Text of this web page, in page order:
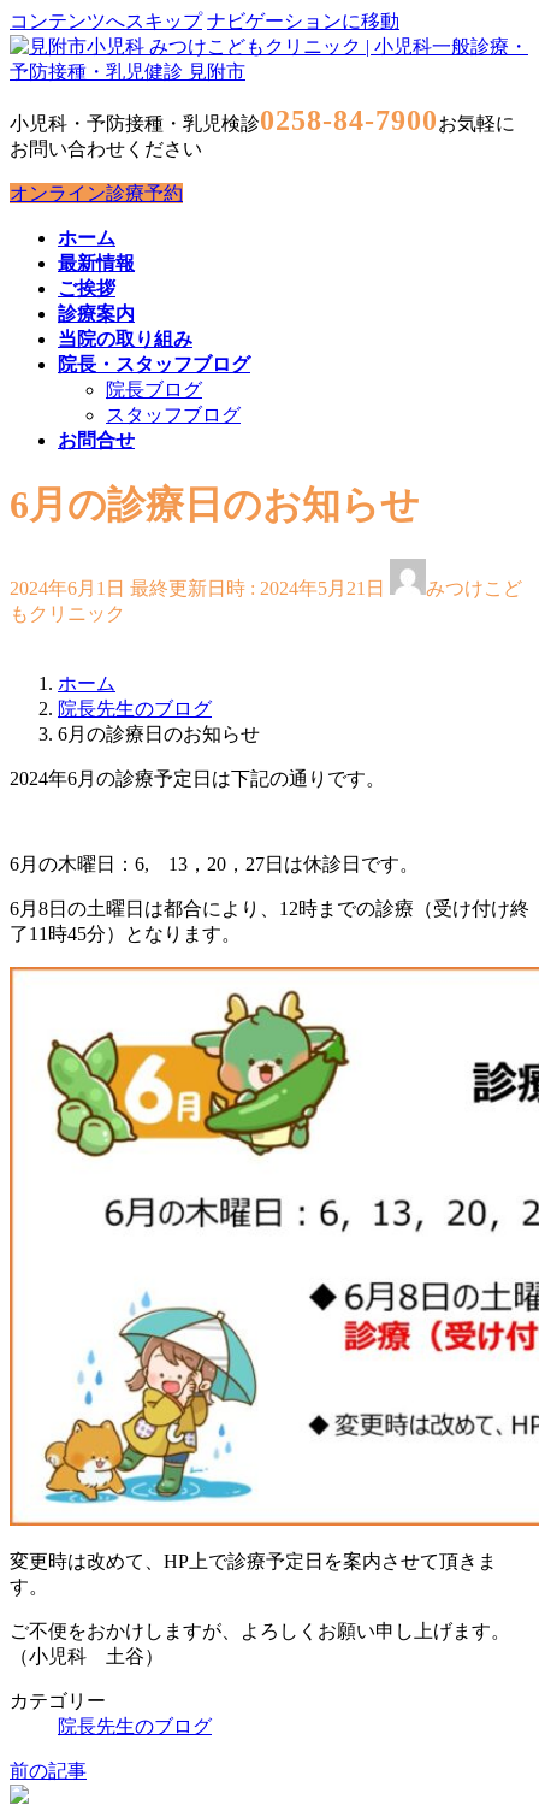
コンテンツへスキップ ナビゲーションに移動
小児科・予防接種・乳児検診0258-84-7900お気軽に
お問い合わせください
オンライン診療予約
ホーム
最新情報
ご挨拶
診療案内
当院の取り組み
院長・スタッフブログ
院長ブログ
スタッフブログ
お問合せ
6月の診療日のお知らせ
2024年6月1日 最終更新日時 : 2024年5月21日
みつけこど
もクリニック
ホーム
院長先生のブログ
6月の診療日のお知らせ
2024年6月の診療予定日は下記の通りです。
6月の木曜日：6, 13，20，27日は休診日です。
6月8日の土曜日は都合により、12時までの診療（受け付け終
了11時45分）となります。
変更時は改めて、HP上で診療予定日を案内させて頂きま
す。
ご不便をおかけしますが、よろしくお願い申し上げます。
（小児科 土谷）
カテゴリー
院長先生のブログ
前の記事